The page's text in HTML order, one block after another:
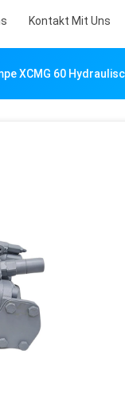
Kontakt Mit Uns
XCMG 60